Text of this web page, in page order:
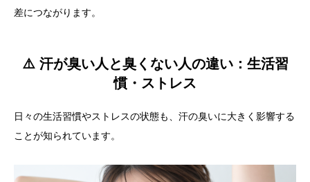
差につながります。
⚠️ 汗が臭い人と臭くない人の違い：生活習
慣・ストレス
日々の生活習慣やストレスの状態も、汗の臭いに大きく影響する
ことが知られています。